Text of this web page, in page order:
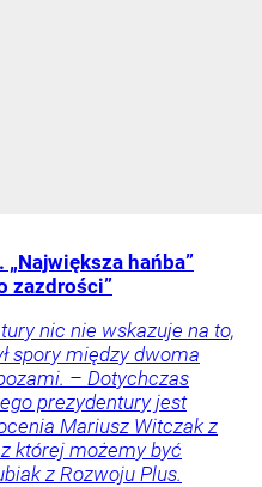
hańba”
zazdrości”
nic nie wskazuje na to,
spory między dwoma
– Dotychczas
prezydentury jest
Mariusz Witczak z
której możemy być
z Rozwoju Plus.